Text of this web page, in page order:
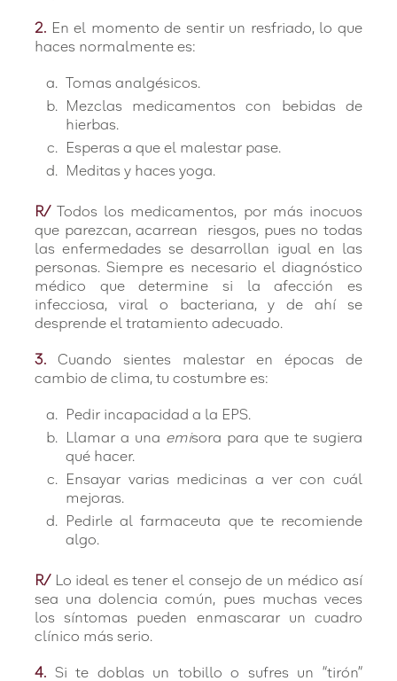
2. En el momento de sentir un resfriado, lo que
haces normalmente es:
Tomas analgésicos.
Mezclas medicamentos con bebidas de
hierbas.
Esperas a que el malestar pase.
Meditas y haces yoga.
R/
Todos los medicamentos, por más inocuos
que parezcan, acarrean riesgos, pues no todas
las enfermedades se desarrollan igual en las
personas. Siempre es necesario el diagnóstico
médico que determine si la afección es
infecciosa, viral o bacteriana, y de ahí se
desprende el tratamiento adecuado.
3.Cuando sientes malestar en épocas de
cambio de clima, tu costumbre es:
Pedir incapacidad a la EPS.
Llamar a una emisora para que te sugiera
qué hacer.
Ensayar varias medicinas a ver con cuál
mejoras.
Pedirle al farmaceuta que te recomiende
algo.
R/ Lo ideal es tener el consejo de un médico así
sea una dolencia común, pues muchas veces
los síntomas pueden enmascarar un cuadro
clínico más serio.
4. Si te doblas un tobillo o sufres un “tirón”